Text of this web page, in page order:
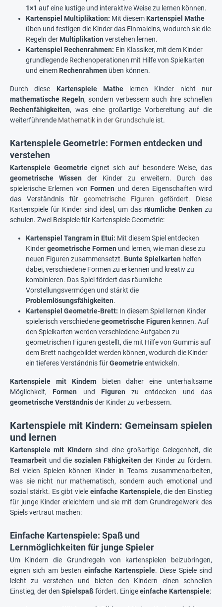
1×1 auf eine lustige und interaktive Weise zu lernen können.
Kartenspiel Multiplikation: Mit diesem Kartenspiel Mathe
üben und festigen die Kinder das Einmaleins, wodurch sie die
Regeln der Multiplikation verstehen lernen.
Kartenspiel Rechenrahmen: Ein Klassiker, mit dem Kinder
grundlegende Rechenoperationen mit Hilfe von Spielkarten
und einem Rechenrahmen üben können.
Durch diese Kartenspiele Mathelernen Kinder nicht nur
mathematische Regeln, sondern verbessern auch ihre schnellen
Rechenfähigkeiten, was eine großartige Vorbereitung auf die
weiterführende Mathematik in der Grundschule ist.
Kartenspiele Geometrie: Formen entdecken und
verstehen
Kartenspiele Geometrieeignet sich auf besondere Weise, das
geometrische Wissen der Kinder zu erweitern. Durch das
spielerische Erlernen von Formen und deren Eigenschaften wird
das Verständnis für geometrische Figuren gefördert. Diese
Kartenspiele für Kinder sind ideal, um das räumliche Denken zu
schulen. Zwei Beispiele für Kartenspiele Geometrie:
Kartenspiel Tangram in Etui: Mit diesem Spiel entdecken
Kindergeometrische Formen und lernen, wie man diese zu
neuen Figuren zusammensetzt. Bunte Spielkarten helfen
dabei, verschiedene Formen zu erkennen und kreativ zu
kombinieren. Das Spiel fördert das räumliche
Vorstellungsvermögen und stärkt die
Problemlösungsfähigkeiten.
Kartenspiel Geometrie-Brett: In diesem Spiel lernen Kinder
spielerisch verschiedenegeometrische Figuren kennen. Auf
den Spielkarten werden verschiedene Aufgaben zu
geometrischen Figuren gestellt, die mit Hilfe von Gummis auf
dem Brett nachgebildet werden können, wodurch die Kinder
ein tieferes Verständnis fürGeometrieentwickeln.
Kartenspiele mit Kindern bieten daher eine unterhaltsame
Möglichkeit, Formen und Figuren zu entdecken und das
geometrische Verständnisder Kinder zu verbessern.
Kartenspiele mit Kindern: Gemeinsam spielen
und lernen
Kartenspiele mit Kindern sind eine großartige Gelegenheit, die
Teamarbeit und die sozialen Fähigkeiten der Kinder zu fördern.
Bei vielen Spielen können Kinder in Teams zusammenarbeiten,
was sie nicht nur mathematisch, sondern auch emotional und
sozial stärkt. Es gibt viele einfache Kartenspiele, die den Einstieg
für junge Kinder erleichtern und sie mit dem Grundregelwerk des
Spiels vertraut machen:
Einfache Kartenspiele: Spaß und
Lernmöglichkeiten für junge Spieler
Um Kindern die Grundregeln von kartenspielen beizubringen,
eignen sich am besten einfache Kartenspiele. Diese Spiele sind
leicht zu verstehen und bieten den Kindern einen schnellen
Einstieg, der den Spielspaßfördert. Einigeeinfache Kartenspiele: